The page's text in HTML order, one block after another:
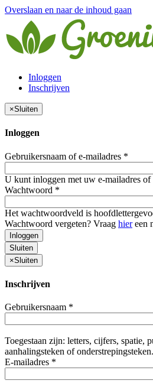
Overslaan en naar de inhoud gaan
Inloggen
Inschrijven
×Sluiten
Inloggen
Gebruikersnaam of e-mailadres *
U kunt inloggen met uw e-mailadres of
Wachtwoord *
Het wachtwoordveld is
Wachtwoord vergeten? Vraag hiereen
Inloggen
Sluiten
×Sluiten
Inschrijven
Gebruikersnaam *
Toegestaan zijn: letters, cijfers, spatie,
aanhalingsteken of onderstrepingsteken.
E-mailadres *